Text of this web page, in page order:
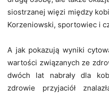
siostrzanej więzi między
Korzeniowski, sportowiec i
A jak pokazują wyniki
wartości związanych ze
dwóch lat nabrały dla
zdrowie przyjaciół